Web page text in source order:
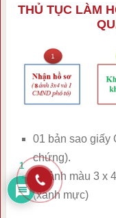
THỦ TỤC LÀM
01 bản sao giấy
chứng).
10 ảnh màu 3 x
(xanh mực)
1